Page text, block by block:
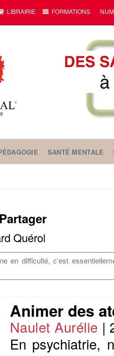
LIBRAIRIE FORMATIONS
SANTÉ MENTALE
Quérol
en difficulté, c'est
Animer des
Naulet Aurélie |
En psychiatrie,